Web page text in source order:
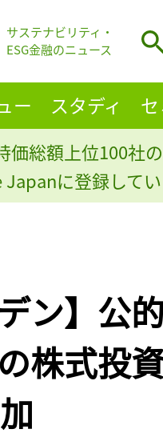
サステナビリティ・
ESG金融のニュース
ー スタディ
価総額上位100社
に登録して
ン】公
株式投